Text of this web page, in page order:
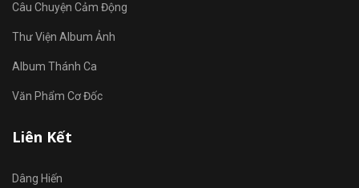
Câu Chuyện Cảm Động
Thư Viện Album Ảnh
Album Thánh Ca
Văn Phẩm Cơ Đốc
Liên Kết
Dâng Hiến